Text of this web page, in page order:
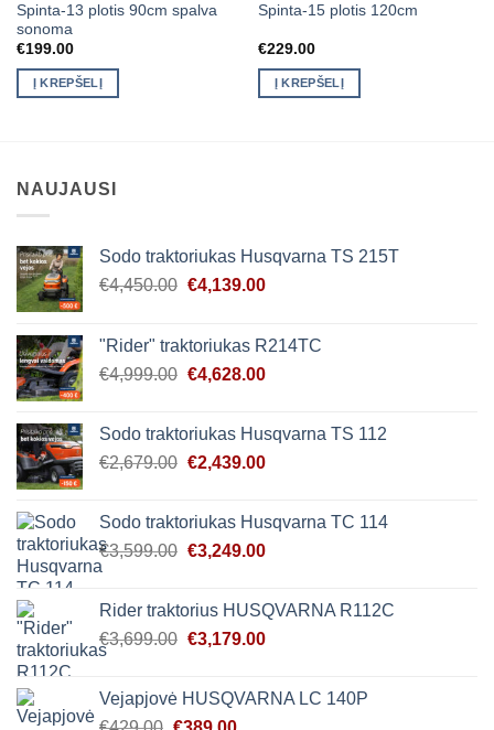
Spinta-13 plotis 90cm spalva
sonoma
€199.00
Į KREPŠELĮ
Spinta-15 plotis 120cm
€229.00
Į KREPŠELĮ
NAUJAUSI
Sodo traktoriukas Husqvarna TS 215T
€4,450.00 Original
€4,450.00.
€4,139.00Current
€4,139.00.
"Rider" traktoriukas R214TC
€4,999.00 Original
€4,999.00.
€4,628.00Current
€4,628.00.
Sodo traktoriukas Husqvarna TS 112
€2,679.00 Original
€2,679.00.
€2,439.00Current
€2,439.00.
Sodo traktoriukas Husqvarna TC 114
€3,599.00 Original
€3,599.00.
€3,249.00Current
€3,249.00.
Rider traktorius HUSQVARNA R112C
€3,699.00 Original
€3,699.00.
€3,179.00Current
€3,179.00.
Vejapjovė HUSQVARNA LC 140P